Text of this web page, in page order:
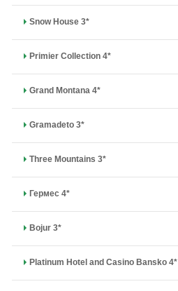
Snow House 3*
Primier Collection 4*
Grand Montana 4*
Gramadeto 3*
Three Mountains 3*
Гермес 4*
Bojur 3*
Platinum Hotel and Casino Bansko 4*